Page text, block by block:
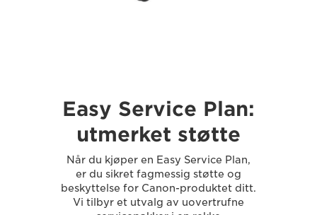
Easy Service Plan:
utmerket støtte
Når du kjøper en Easy Service Plan,
er du sikret fagmessig støtte og
beskyttelse for Canon-produktet ditt.
Vi tilbyr et utvalg av uovertrufne